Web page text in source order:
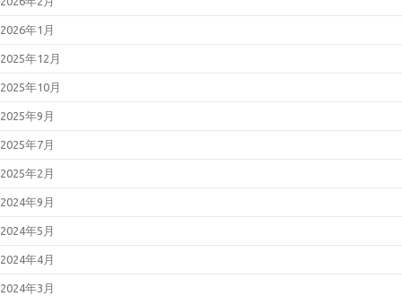
2026年05月07日
31431、Copy Fail)
策について(CVE-2026-31431、
2026年04月27日
Secure FTDの脆弱性について
2026年04月22日
2026年04月15日
いて(2026年4月)_2
脆弱性対策について(2026年4月)
および Reader の脆弱性対策につ
2026年04月08日
2026年1月
2025年12月
2025年10月
2025年9月
2025年7月
2025年2月
2024年9月
2024年5月
2024年4月
2024年3月